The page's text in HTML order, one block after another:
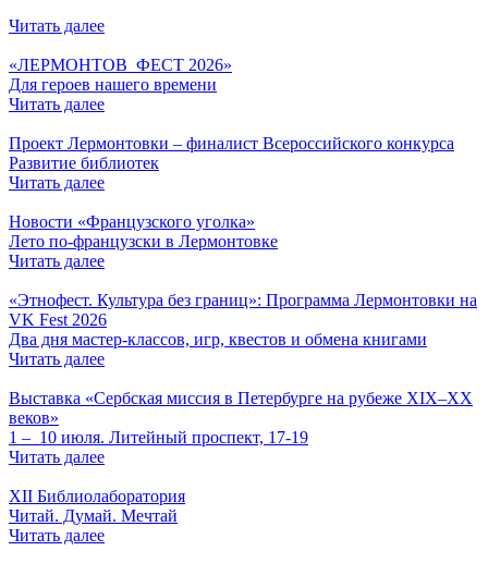
Читать далее
«ЛЕРМОНТОВ_ФЕСТ 2026»
Для героев нашего времени
Читать далее
Проект Лермонтовки – финалист Всероссийского конкурса
Развитие библиотек
Читать далее
Новости «Французского уголка»
Лето по-французски в Лермонтовке
Читать далее
«Этнофест. Культура без границ»: Программа Лермонтовки на
VK Fest 2026
Два дня мастер-классов, игр, квестов и обмена книгами
Читать далее
Выставка «Сербская миссия в Петербурге на рубеже XIX–XX
веков»
1 ‒ 10 июля. Литейный проспект, 17-19
Читать далее
XII Библиолаборатория
Читай. Думай. Мечтай
Читать далее